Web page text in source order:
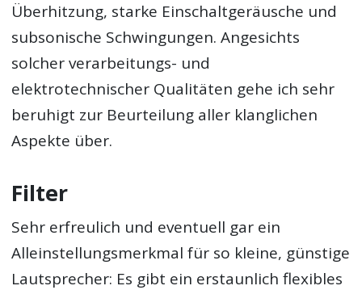
Überhitzung, starke Einschaltgeräusche und
subsonische Schwingungen. Angesichts
solcher verarbeitungs- und
elektrotechnischer Qualitäten gehe ich sehr
beruhigt zur Beurteilung aller klanglichen
Aspekte über.
Filter
Sehr erfreulich und eventuell gar ein
Alleinstellungsmerkmal für so kleine, günstige
Lautsprecher: Es gibt ein erstaunlich flexibles